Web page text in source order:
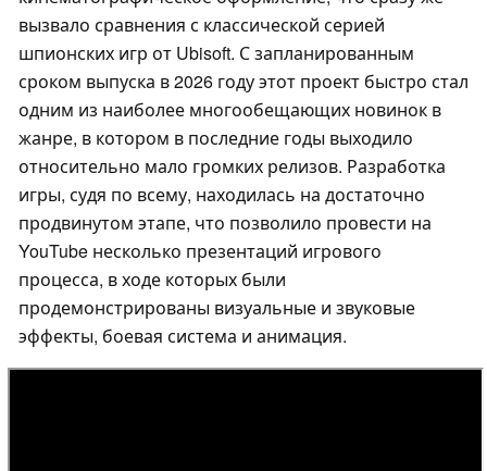
вызвало сравнения с классической серией
шпионских игр от Ubisoft. С запланированным
сроком выпуска в 2026 году этот проект быстро стал
одним из наиболее многообещающих новинок в
жанре, в котором в последние годы выходило
относительно мало громких релизов. Разработка
игры, судя по всему, находилась на достаточно
продвинутом этапе, что позволило провести на
YouTube несколько презентаций игрового
процесса, в ходе которых были
продемонстрированы визуальные и звуковые
эффекты, боевая система и анимация.